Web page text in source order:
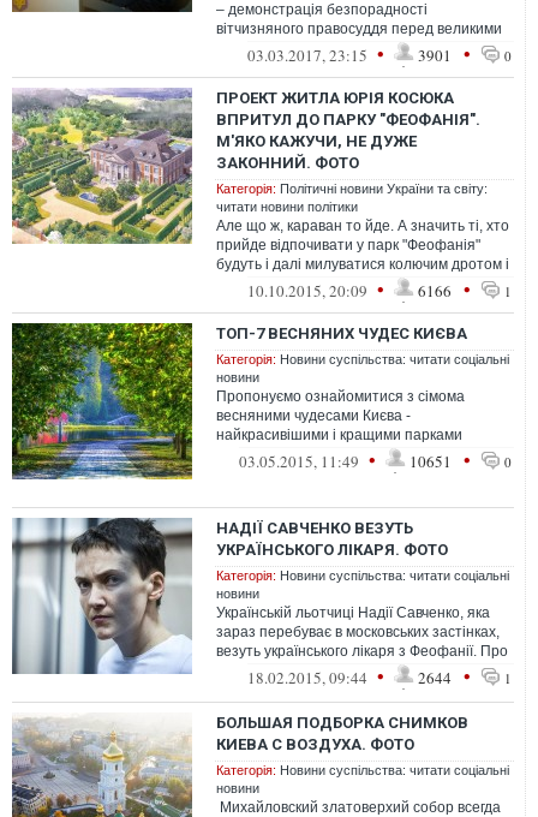
– демонстрація безпорадності
вітчизняного правосуддя перед великими
грошима і великими зв’язками.
03.03.2017, 23:15 • 3901 • 0
ПРОЕКТ ЖИТЛА ЮРІЯ КОСЮКА
ВПРИТУЛ ДО ПАРКУ "ФЕОФАНІЯ".
М'ЯКО КАЖУЧИ, НЕ ДУЖЕ
ЗАКОННИЙ. ФОТО
Категорія: Політичні новини України та світу:
читати новини політики
Але що ж, караван то йде. А значить ті, хто
прийде відпочивати у парк "Феофанія"
будуть і далі милуватися колючим дротом і
височенним парканом
10.10.2015, 20:09 • 6166 • 1
ТОП-7 ВЕСНЯНИХ ЧУДЕС КИЄВА
Категорія: Новини суспільства: читати соціальні
новини
Пропонуємо ознайомитися з сімома
весняними чудесами Києва -
найкрасивішими і кращими парками
столиці, де можна повною мірою
насолодитися природою, яка...
03.05.2015, 11:49 • 10651 • 0
НАДІЇ САВЧЕНКО ВЕЗУТЬ
УКРАЇНСЬКОГО ЛІКАРЯ. ФОТО
Категорія: Новини суспільства: читати соціальні
новини
Українській льотчиці Надії Савченко, яка
зараз перебуває в московських застінках,
везуть українського лікаря з Феофанії. Про
це повідомив народний деп...
18.02.2015, 09:44 • 2644 • 1
БОЛЬШАЯ ПОДБОРКА СНИМКОВ
КИЕВА С ВОЗДУХА. ФОТО
Категорія: Новини суспільства: читати соціальні
новини
Михайловский златоверхий собор всегда